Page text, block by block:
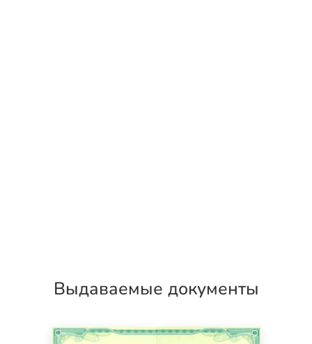
Выдаваемые документы